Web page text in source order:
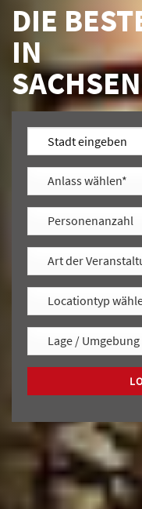
DIE
IN
LOCATION FINDEN!